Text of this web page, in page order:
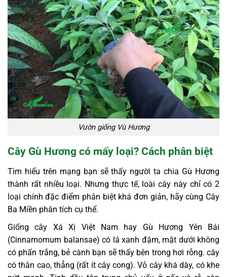
Vườn giống Vù Hương
Cây Gù Hương có mấy loại? Cách phân biệt
Tìm hiểu trên mạng bạn sẽ thấy người ta chia Gù Hương
thành rất nhiều loại. Nhưng thực tế, loài cây này chỉ có 2
loại chính đặc điểm phân biệt khá đơn giản, hãy cùng Cây
Ba Miền phân tích cụ thể.
Giống cây Xá Xị Việt Nam hay Gù Hương Yên Bái
(Cinnamomum balansae) có lá xanh đậm, mặt dưới không
có phấn trắng, bẻ cành bạn sẽ thấy bên trong hơi rỗng. cây
có thân cao, thẳng (rất ít cây cong). Vỏ cây khá dày, có khe